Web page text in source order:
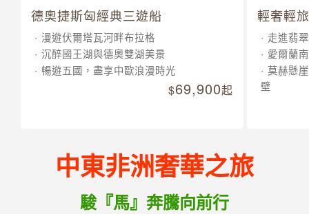
德奧捷斯匈經典三遊船
漫遊伏爾塔瓦河畔布拉格
沉醉國王湖與德奧雙湖美景
暢遊五國，盡享中歐浪漫時光
69,900起
輕奢輕
走進翡
愛爾蘭
莫赫懸
壁
中東非洲奢華之旅
駿『馬』奔騰向前行